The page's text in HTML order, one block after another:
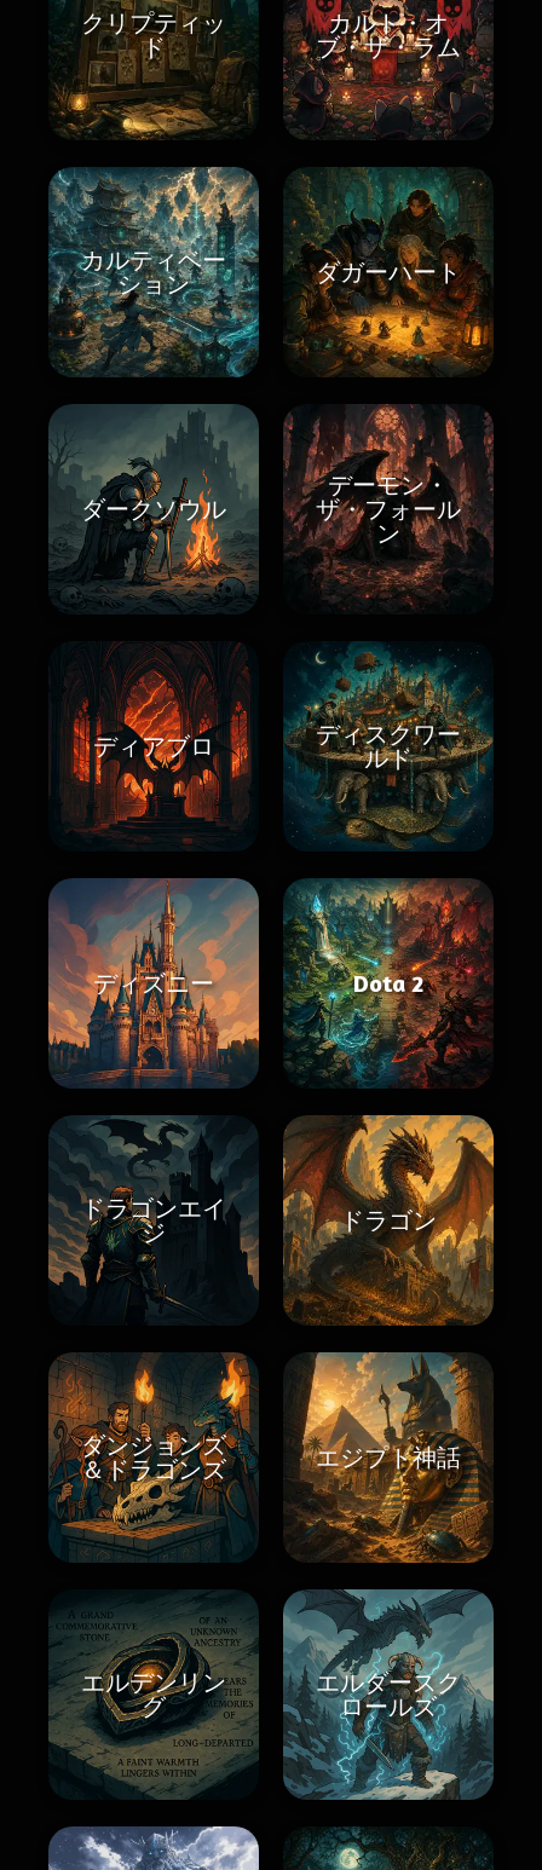
クリプティッ
ド
カルト・オ
ブ・ザ・ラム
カルティベー
ション
ダガーハート
ダークソウル
デーモン・
ザ・フォール
ン
ディアブロ
ディスクワー
ルド
ディズニー Dota 2
ドラゴンエイ
ジ
ドラゴン
ダンジョンズ
＆ドラゴンズ
エジプト神話
エルデンリン
グ
エルダースク
ロールズ